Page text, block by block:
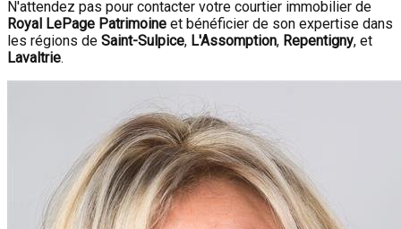
N'attendez pas pour contacter votre courtier immobilier de
Royal LePage Patrimoine et bénéficier de son expertise dans
les régions de Saint-Sulpice, L'Assomption, Repentigny, et
Lavaltrie.